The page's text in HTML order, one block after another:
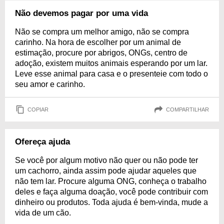
Não devemos pagar por uma vida
Não se compra um melhor amigo, não se compra
carinho. Na hora de escolher por um animal de
estimação, procure por abrigos, ONGs, centro de
adoção, existem muitos animais esperando por um lar.
Leve esse animal para casa e o presenteie com todo o
seu amor e carinho.
COPIAR COMPARTILHAR
Ofereça ajuda
Se você por algum motivo não quer ou não pode ter
um cachorro, ainda assim pode ajudar aqueles que
não tem lar. Procure alguma ONG, conheça o trabalho
deles e faça alguma doação, você pode contribuir com
dinheiro ou produtos. Toda ajuda é bem-vinda, mude a
vida de um cão.